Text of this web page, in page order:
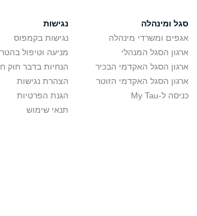
סגל ומינהלה
אגפים ומשרדי מינהלה
ארגון הסגל המנהלי
ארגון הסגל האקדמי הבכיר
ארגון הסגל האקדמי הזוטר
כניסה ל-My Tau
נגישות
נגישות בקמפוס
מניעה וטיפול
הנחיות בדבר חוק
הצהרת נגישות
הגנת הפרטיות
תנאי שימוש